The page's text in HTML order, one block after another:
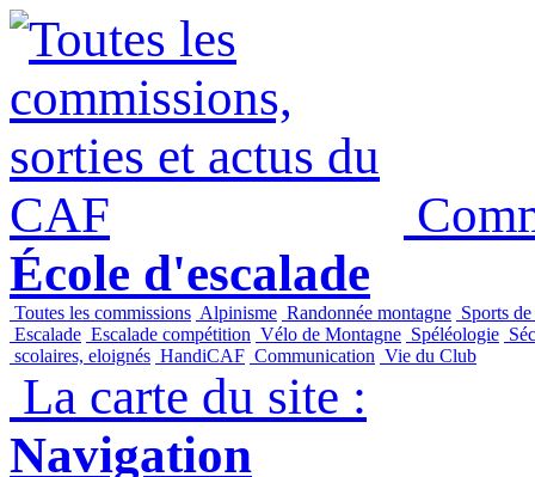
École d'escalade
Toutes les commissions Alpinisme Randonnée montagne Sports
Escalade Escalade compétition Vélo de Montagne Spéléologie
scolaires, eloignés HandiCAF Communication Vie du Club
La carte du site :
Navigation